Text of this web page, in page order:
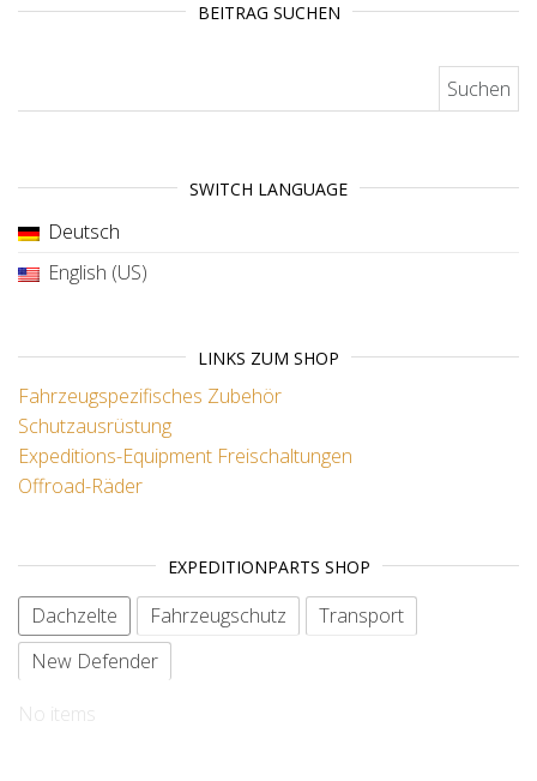
BEITRAG SUCHEN
SWITCH LANGUAGE
Deutsch
English (US)
LINKS ZUM SHOP
Fahrzeugspezifisches Zubehör
Schutzausrüstung
Expeditions-Equipment Freischaltungen
Offroad-Räder
EXPEDITIONPARTS SHOP
Dachzelte Fahrzeugschutz
Transport
New Defender
No items